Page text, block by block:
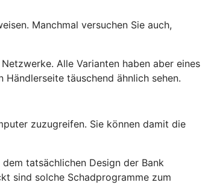
Manchmal versuchen Sie auch,
Alle Varianten haben aber eines
täuschend ähnlich sehen.
zuzugreifen. Sie können damit die
tatsächlichen Design der Bank
sind solche Schadprogramme zum